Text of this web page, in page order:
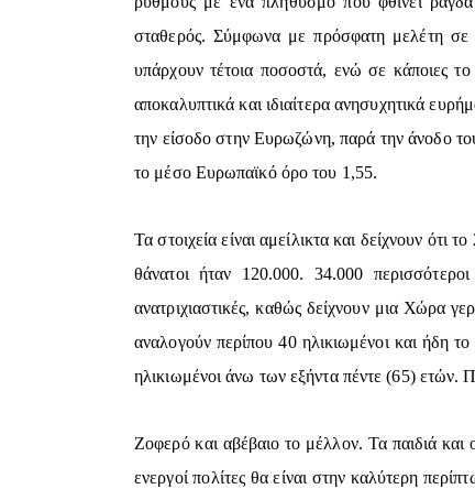
σταθερός. Σύμφωνα με πρόσφατη μελέτη σε
υπάρχουν τέτοια ποσοστά, ενώ σε κάποιες
αποκαλυπτικά και ιδιαίτερα ανησυχητικά
την είσοδο στην Ευρωζώνη, παρά την άνοδο
το μέσο Ευρωπαϊκό όρο του 1,55.
Τα στοιχεία είναι αμείλικτα και δείχνουν
θάνατοι ήταν 120.000. 34.000
ανατριχιαστικές, καθώς δείχνουν μια Χώρα
αναλογούν περίπου 40 ηλικιωμένοι και ήδη
ηλικιωμένοι άνω των εξήντα πέντε (65) ετών.
Ζοφερό και αβέβαιο το μέλλον. Τα παιδιά
ενεργοί πολίτες θα είναι στην καλύτερη